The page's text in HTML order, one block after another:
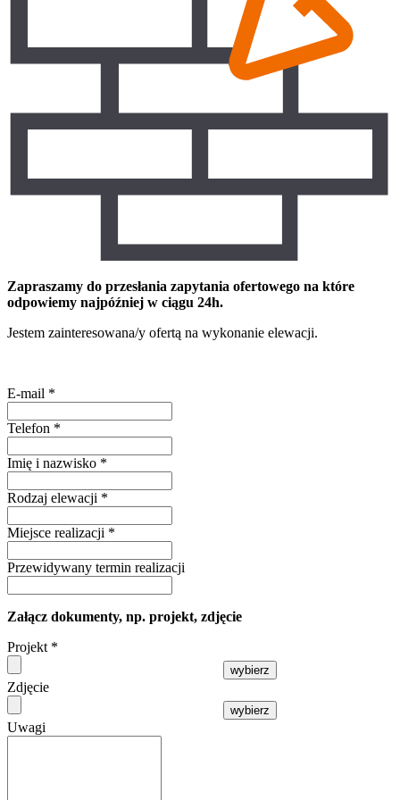
Zapraszamy do przesłania zapytania ofertowego na które
odpowiemy najpóźniej w ciągu 24h.
Jestem zainteresowana/y ofertą na wykonanie elewacji.
E-mail *
Telefon *
Imię i nazwisko *
Rodzaj elewacji *
Miejsce realizacji *
Przewidywany termin realizacji
Załącz dokumenty, np. projekt, zdjęcie
Projekt *
wybierz
Zdjęcie
wybierz
Uwagi